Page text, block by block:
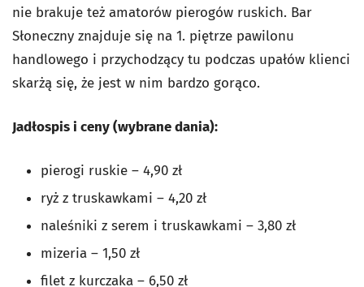
nie brakuje też amatorów pierogów ruskich. Bar
Słoneczny znajduje się na 1. piętrze pawilonu
handlowego i przychodzący tu podczas upałów klienci
skarżą się, że jest w nim bardzo gorąco.
Jadłospis i ceny (wybrane dania):
pierogi ruskie – 4,90 zł
ryż z truskawkami – 4,20 zł
naleśniki z serem i truskawkami – 3,80 zł
mizeria – 1,50 zł
filet z kurczaka – 6,50 zł